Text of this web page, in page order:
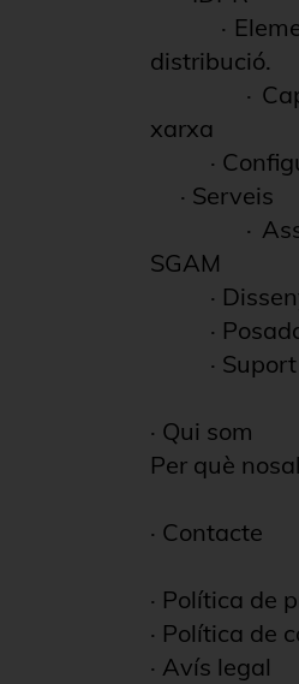
·
distribució.
·
xarxa
·
· Serveis
·
SGAM
·
·
·
· Qui som
Per què
· Contacte
· Política de
· Política de
· Avís legal